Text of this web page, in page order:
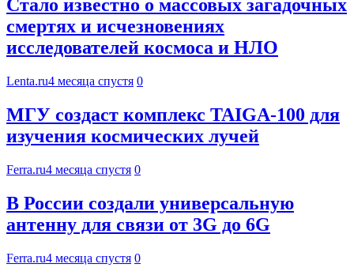
Стало известно о массовых загадочных
смертях и исчезновениях
исследователей космоса и НЛО
Lenta.ru4 месяца спустя 0
МГУ создаст комплекс TAIGA-100 для
изучения космических лучей
Ferra.ru4 месяца спустя 0
В России создали универсальную
антенну для связи от 3G до 6G
Ferra.ru4 месяца спустя 0